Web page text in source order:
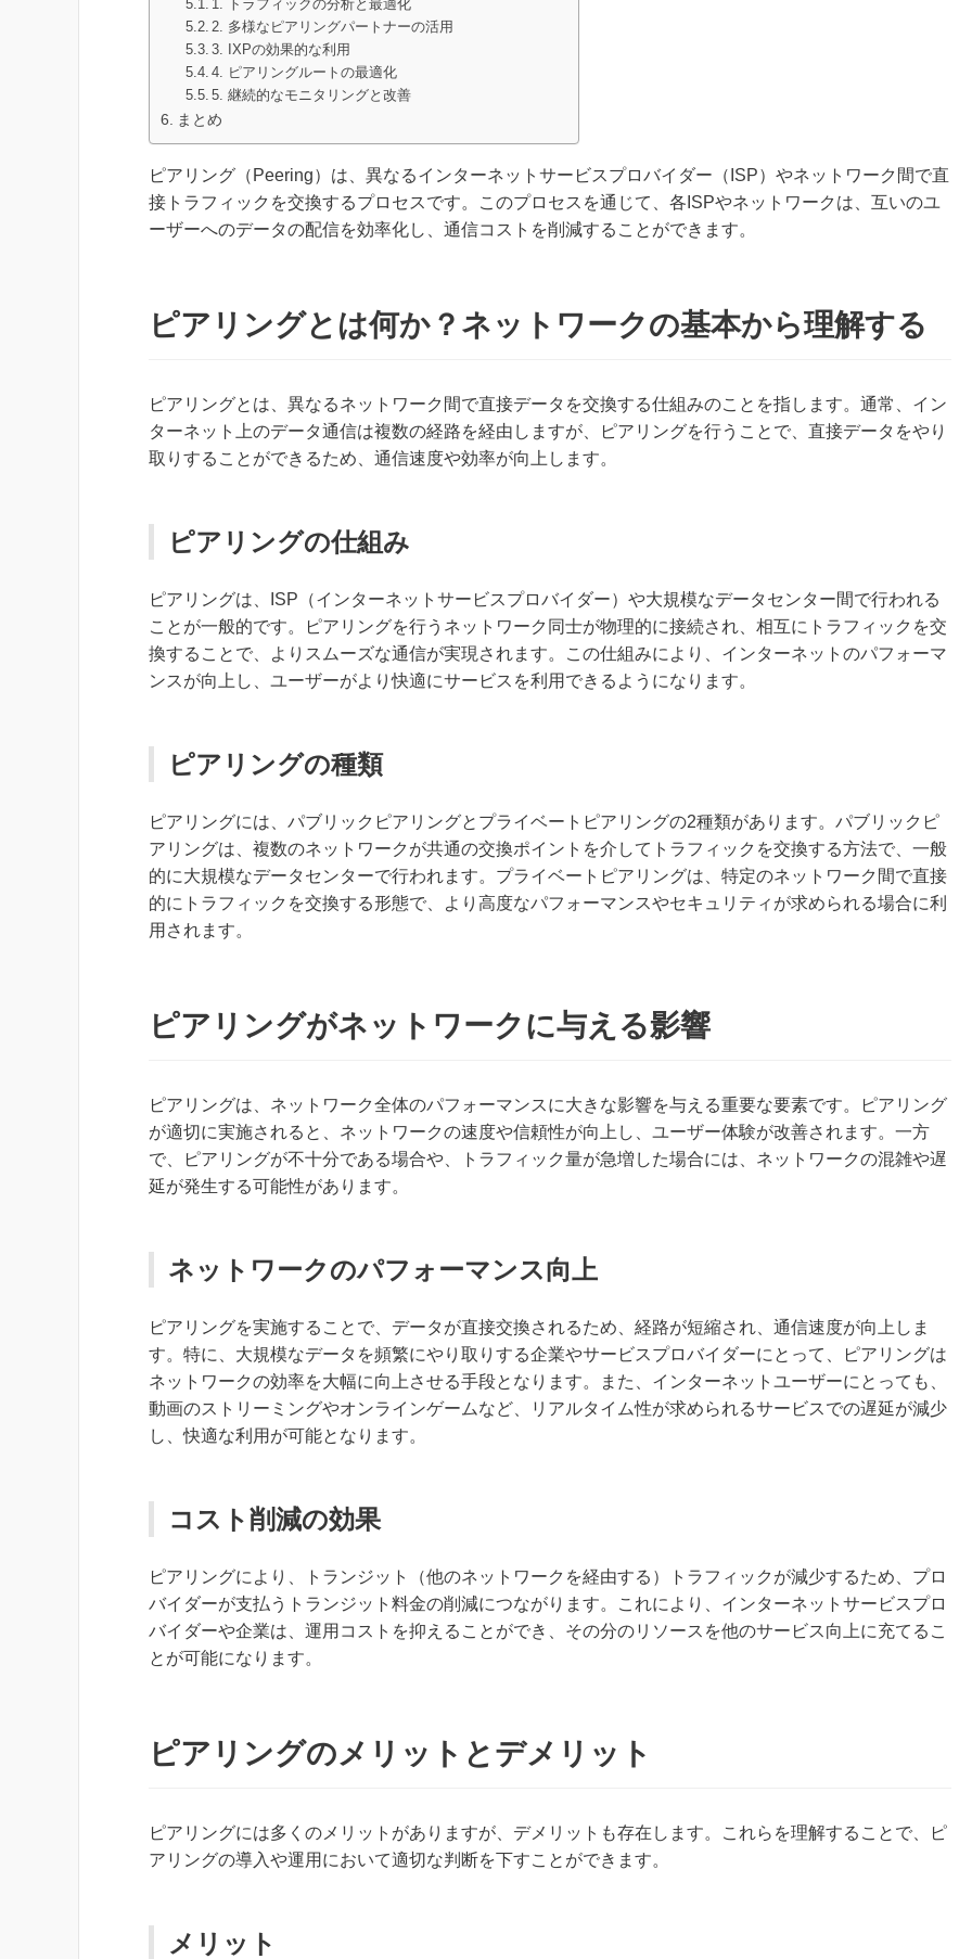
1. トラフィックの分析と最適化
2. 多様なピアリングパートナーの活用
3. IXPの効果的な利用
4. ピアリングルートの最適化
5. 継続的なモニタリングと改善
まとめ
ピアリング（Peering）は、異なるインターネットサービスプロバイダー（ISP）やネットワーク間で直
接トラフィックを交換するプロセスです。このプロセスを通じて、各ISPやネットワークは、互いのユ
ーザーへのデータの配信を効率化し、通信コストを削減することができます。
ピアリングとは何か？ネットワークの基本から理解する
ピアリングとは、異なるネットワーク間で直接データを交換する仕組みのことを指します。通常、イン
ターネット上のデータ通信は複数の経路を経由しますが、ピアリングを行うことで、直接データをやり
取りすることができるため、通信速度や効率が向上します。
ピアリングの仕組み
ピアリングは、ISP（インターネットサービスプロバイダー）や大規模なデータセンター間で行われる
ことが一般的です。ピアリングを行うネットワーク同士が物理的に接続され、相互にトラフィックを交
換することで、よりスムーズな通信が実現されます。この仕組みにより、インターネットのパフォーマ
ンスが向上し、ユーザーがより快適にサービスを利用できるようになります。
ピアリングの種類
ピアリングには、パブリックピアリングとプライベートピアリングの2種類があります。パブリックピ
アリングは、複数のネットワークが共通の交換ポイントを介してトラフィックを交換する方法で、一般
的に大規模なデータセンターで行われます。プライベートピアリングは、特定のネットワーク間で直接
的にトラフィックを交換する形態で、より高度なパフォーマンスやセキュリティが求められる場合に利
用されます。
ピアリングがネットワークに与える影響
ピアリングは、ネットワーク全体のパフォーマンスに大きな影響を与える重要な要素です。ピアリング
が適切に実施されると、ネットワークの速度や信頼性が向上し、ユーザー体験が改善されます。一方
で、ピアリングが不十分である場合や、トラフィック量が急増した場合には、ネットワークの混雑や遅
延が発生する可能性があります。
ネットワークのパフォーマンス向上
ピアリングを実施することで、データが直接交換されるため、経路が短縮され、通信速度が向上しま
す。特に、大規模なデータを頻繁にやり取りする企業やサービスプロバイダーにとって、ピアリングは
ネットワークの効率を大幅に向上させる手段となります。また、インターネットユーザーにとっても、
動画のストリーミングやオンラインゲームなど、リアルタイム性が求められるサービスでの遅延が減少
し、快適な利用が可能となります。
コスト削減の効果
ピアリングにより、トランジット（他のネットワークを経由する）トラフィックが減少するため、プロ
バイダーが支払うトランジット料金の削減につながります。これにより、インターネットサービスプロ
バイダーや企業は、運用コストを抑えることができ、その分のリソースを他のサービス向上に充てるこ
とが可能になります。
ピアリングのメリットとデメリット
ピアリングには多くのメリットがありますが、デメリットも存在します。これらを理解することで、ピ
アリングの導入や運用において適切な判断を下すことができます。
メリット